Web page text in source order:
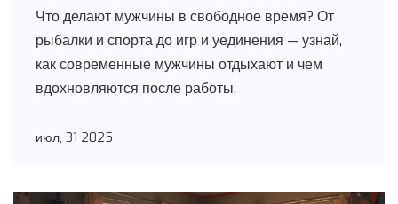
Что делают мужчины в свободное время? От
рыбалки и спорта до игр и уединения — узнай,
как современные мужчины отдыхают и чем
вдохновляются после работы.
июл, 31 2025